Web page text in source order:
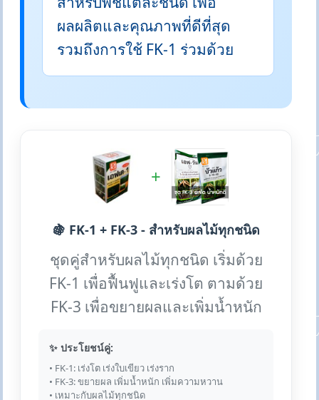
ผลผลิตและคุณภาพที่ดีที่สุด
รวมถึงการใช้ FK-1 ร่วมด้วย
+
🍇 FK-1 + FK-3 - สำหรับผลไม้ทุกชนิด
ชุดคู่สำหรับผลไม้ทุกชนิด เริ่มด้วย
FK-1 เพื่อฟื้นฟูและเร่งโต ตามด้วย
FK-3 เพื่อขยายผลและเพิ่มน้ำหนัก
✨ ประโยชน์คู่:
• FK-1: เร่งโต เร่งใบเขียว เร่งราก
• FK-3: ขยายผล เพิ่มน้ำหนัก เพิ่มความหวาน
• เหมาะกับผลไม้ทุกชนิด